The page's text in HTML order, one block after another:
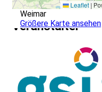
Leaflet |
Weimar
Größere Karte ansehen
Veranstalter